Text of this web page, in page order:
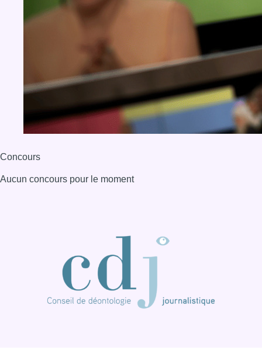
Concours
Aucun concours pour le moment